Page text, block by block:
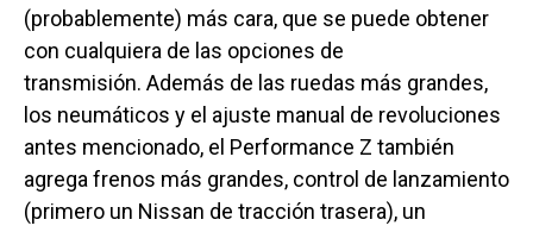
(probablemente) más cara, que se puede obtener
con cualquiera de las opciones de
transmisión. Además de las ruedas más grandes,
los neumáticos y el ajuste manual de revoluciones
antes mencionado, el Performance Z también
agrega frenos más grandes, control de lanzamiento
(primero un Nissan de tracción trasera), un